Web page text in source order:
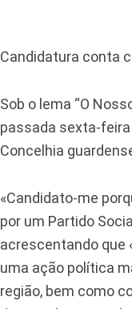
Candidatura conta
Sob o lema “O
passada sexta-
Concelhia
«Candidato-me
por um Partido
acrescentando que
uma ação política
região, bem como